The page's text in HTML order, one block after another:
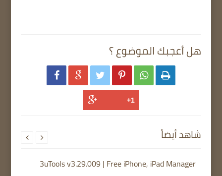
هل أعجبك الموضوع ؟
     
شاهد أيضاً
3uTools v3.29.009 | Free iPhone, iPad Manager
 